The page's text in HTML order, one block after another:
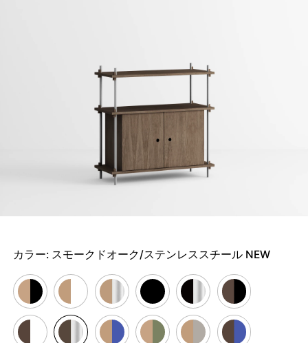
カラー: スモークドオーク/ステンレススチール NEW